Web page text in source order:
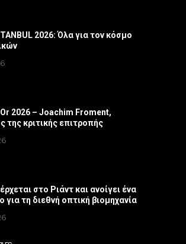
2026: Όλα για τον κόσμο
2026 – Joachim Froment,
της κριτικής επιτροπής
στο Ριάντ και ανοίγει ένα
για τη διεθνή οπτική βιομηχανία